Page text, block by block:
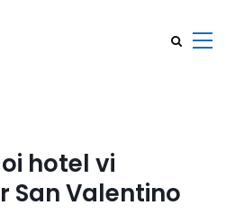
hotel vi
San Valentino